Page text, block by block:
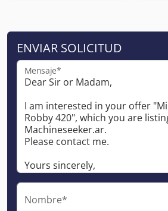
ENVIAR SOLICITUD
Mensaje*
Nombre*